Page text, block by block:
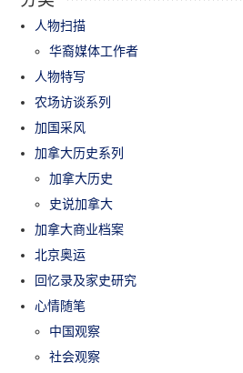
人物扫描
华裔媒体工作者
人物特写
农场访谈系列
加国采风
加拿大历史系列
加拿大历史
史说加拿大
加拿大商业档案
北京奥运
回忆录及家史研究
心情随笔
中国观察
社会观察